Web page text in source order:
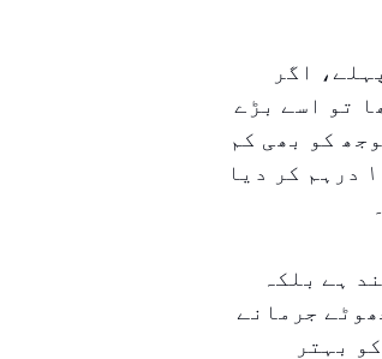
اگر
تو اسے بڑے
کو بھی کم
کر دیا ہے: جرمانہ کی رقم کو ۱۰،۰۰۰ درہم سے کم کر کے ۱،۰۰۰ درہم کر دیا
ہے بلکہ
جرمانے
بہتر